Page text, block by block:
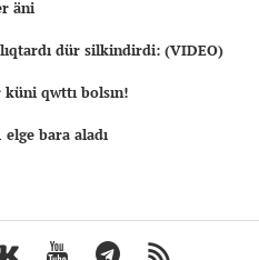
äni
dür silkindirdi: (VIDEO)
küni qwttı bolsın!
elge bara aladı